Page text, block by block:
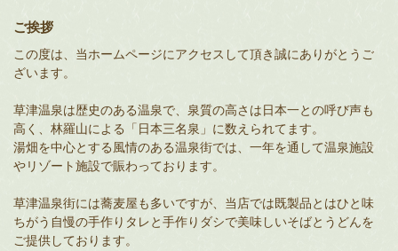
ご挨拶
この度は、当ホームページにアクセスして頂き誠にありがとうご
ざいます。
草津温泉は歴史のある温泉で、泉質の高さは日本一との呼び声も
高く、林羅山による「日本三名泉」に数えられてます。
湯畑を中心とする風情のある温泉街では、一年を通して温泉施設
やリゾート施設で賑わっております。
草津温泉街には蕎麦屋も多いですが、当店では既製品とはひと味
ちがう自慢の手作りタレと手作りダシで美味しいそばとうどんを
ご提供しております。